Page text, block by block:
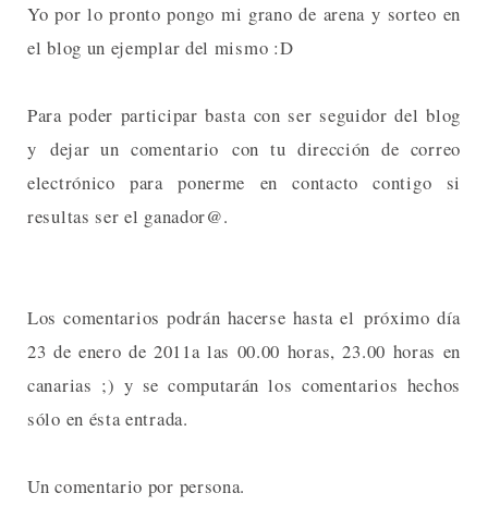
Yo por lo pronto pongo mi grano de arena y sorteo en
el blog un ejemplar del mismo :D
Para poder participar basta con ser seguidor del blog
y dejar un comentario con tu dirección de correo
electrónico para ponerme en contacto contigo si
resultas ser el ganador@.
Los comentarios podrán hacerse hasta el próximo día
23 de enero de 2011a las 00.00 horas, 23.00 horas en
canarias ;) y se computarán los comentarios hechos
sólo en ésta entrada.
Un comentario por persona.